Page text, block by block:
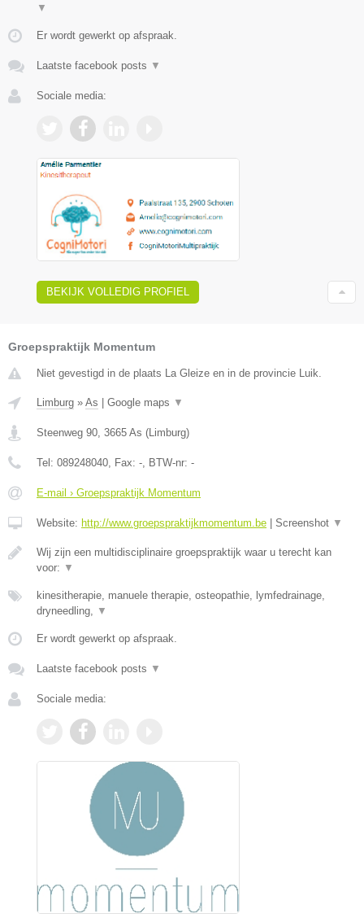
▼
Er wordt gewerkt op afspraak.
Laatste facebook posts ▼
Sociale media:
BEKIJK VOLLEDIG PROFIEL
Groepspraktijk Momentum
Niet gevestigd in de plaats La Gleize en in de provincie Luik.
Limburg » As Google maps ▼
Steenweg 90, 3665 As (Limburg)
Tel: 089248040, Fax: -, BTW-nr: -
E-mail › Groepspraktijk Momentum
Website: http://www.groepspraktijkmomentum.be Screenshot ▼
Wij zijn een multidisciplinaire groepspraktijk waar u terecht kan
voor: ▼
kinesitherapie, manuele therapie, osteopathie, lymfedrainage,
dryneedling, ▼
Er wordt gewerkt op afspraak.
Laatste facebook posts ▼
Sociale media: